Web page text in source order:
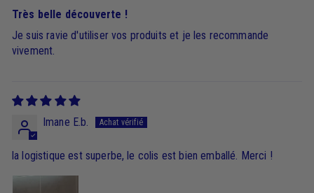
Très belle découverte !
Je suis ravie d'utiliser vos produits et je les recommande
vivement.
Imane E.b.
la logistique est superbe, le colis est bien emballé. Merci !